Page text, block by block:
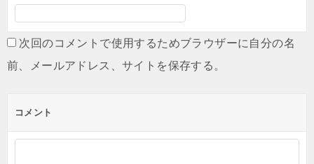
次回のコメントで使用するためブラウザーに自分の名
前、メールアドレス、サイトを保存する。
コメント